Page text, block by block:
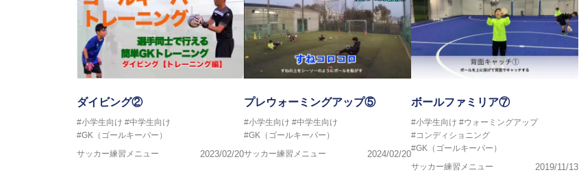
ダイビング②
#小学生向け #中学生向け
#GK（ゴールキーパー）
サッカー練習メニュー
2023/02/20
プレウォーミングアップ⑤
#小学生向け #中学生向け
#GK（ゴールキーパー）
サッカー練習メニュー
2024/02/20
ボールファミリア⑦
#小学生向け #ウォーミングアップ
#コンディショニング
#GK（ゴールキーパー）
サッカー練習メニュー
2019/11/13